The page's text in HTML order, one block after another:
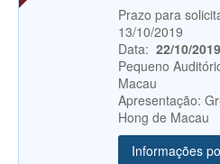
Prazo para
13/10/2019
Data: 22/10/
Pequeno
Macau
Apresentação:
Hong de Macau
Informações